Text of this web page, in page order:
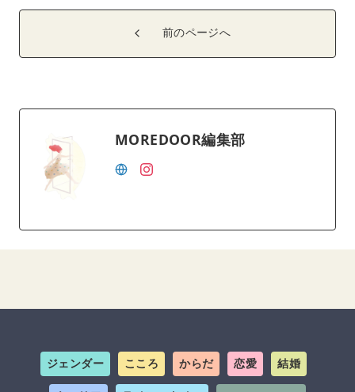
前のページへ
MOREDOOR編集部
ジェンダー こころ からだ 恋愛 結婚